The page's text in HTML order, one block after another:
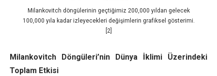
Milankovitch döngülerinin geçtiğimiz 200,000 yıldan gelecek
100,000 yıla kadar izleyecekleri değişimlerin grafiksel gösterimi.
[2]
Milankovitch Döngüleri’nin Dünya İklimi Üzerindeki
Toplam Etkisi